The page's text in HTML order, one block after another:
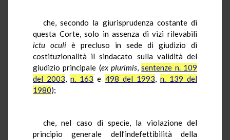
che, secondo la giurisprudenza costante di
questa Corte, solo in assenza di vizi rilevabili
ictu oculi è precluso in sede di giudizio di
costituzionalità il sindacato sulla validità del
giudizio principale (ex plurimis,sentenze n. 109
del 2003,n. 163 e 498 del 1993, n. 139 del
1980);
che, nel caso di specie, la violazione del
principio generale dell’indefettibilità della